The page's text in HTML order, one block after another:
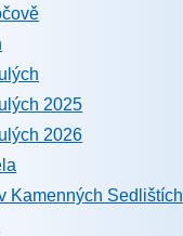
2025
2026
Kamenných Sedlištích